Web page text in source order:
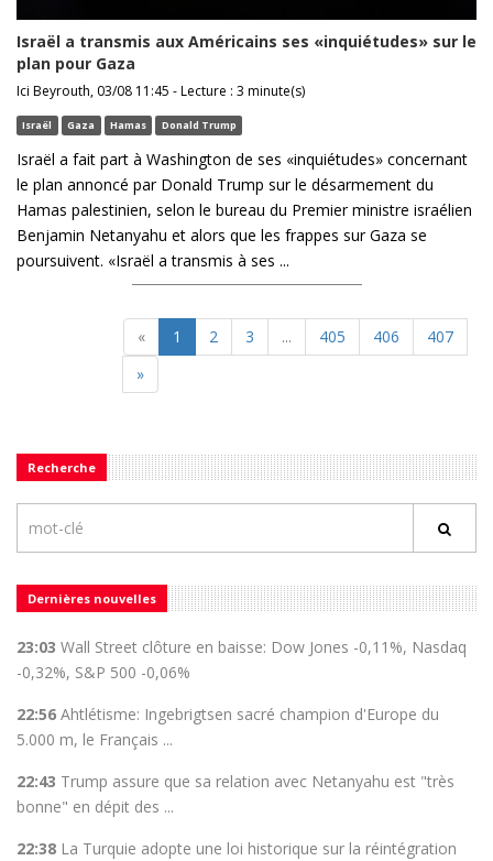
Israël a transmis aux Américains ses «inquiétudes» sur le
plan pour Gaza
Ici Beyrouth, 03/08 11:45 - Lecture : 3 minute(s)
Israël Gaza Hamas Donald Trump
Israël a fait part à Washington de ses «inquiétudes» concernant
le plan annoncé par Donald Trump sur le désarmement du
Hamas palestinien, selon le bureau du Premier ministre israélien
Benjamin Netanyahu et alors que les frappes sur Gaza se
poursuivent. «Israël a transmis à ses ...
« 1 2 3 ... 405 406
407
»
Recherche
Dernières nouvelles
23:03 Wall Street clôture en baisse: Dow Jones -0,11%, Nasdaq
-0,32%, S&P 500 -0,06%
22:56 Ahtlétisme: Ingebrigtsen sacré champion d'Europe du
5.000 m, le Français ...
22:43 Trump assure que sa relation avec Netanyahu est "très
bonne" en dépit des ...
22:38 La Turquie adopte une loi historique sur la réintégration